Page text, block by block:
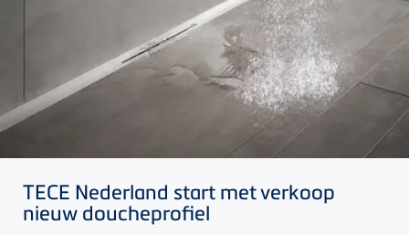
TECE Nederland start met verkoop
nieuw doucheprofiel